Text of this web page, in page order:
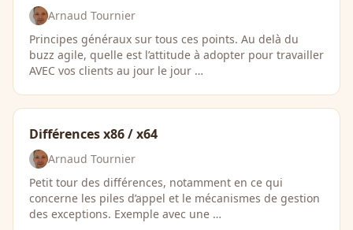
Arnaud Tournier
Principes généraux sur tous ces points. Au delà du
buzz agile, quelle est l’attitude à adopter pour travailler
AVEC vos clients au jour le jour …
Différences x86 / x64
Arnaud Tournier
Petit tour des différences, notamment en ce qui
concerne les piles d’appel et le mécanismes de gestion
des exceptions. Exemple avec une …